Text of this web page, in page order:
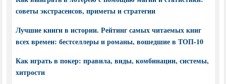
советы экстрасенсов, приметы и стратегии
Лучшие книги в истории. Рейтинг самых читаемых книг
всех времен: бестселлеры и романы, вошедшие в ТОП-10
Как играть в покер: правила, виды, комбинации, системы,
хитрости